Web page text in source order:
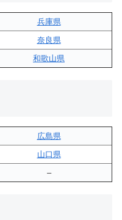
兵庫県
奈良県
和歌山県
広島県
山口県
–